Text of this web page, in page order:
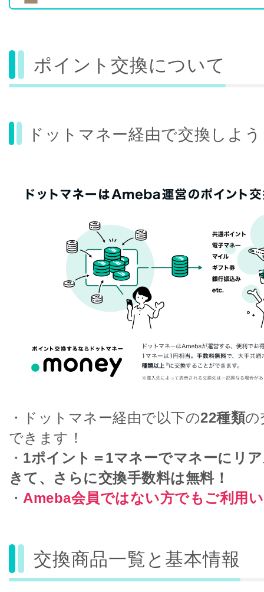
ポイント交換について
ドットマネー経由で交換しよ
・ドットマネー経由で以下の22種類の
できます！
・ 1ポイント＝1マネーでマネーにリ
きて、さらに交換手数料は無料！
・ Ameba会員ではない方でもご利用
交換商品一覧と基本情報